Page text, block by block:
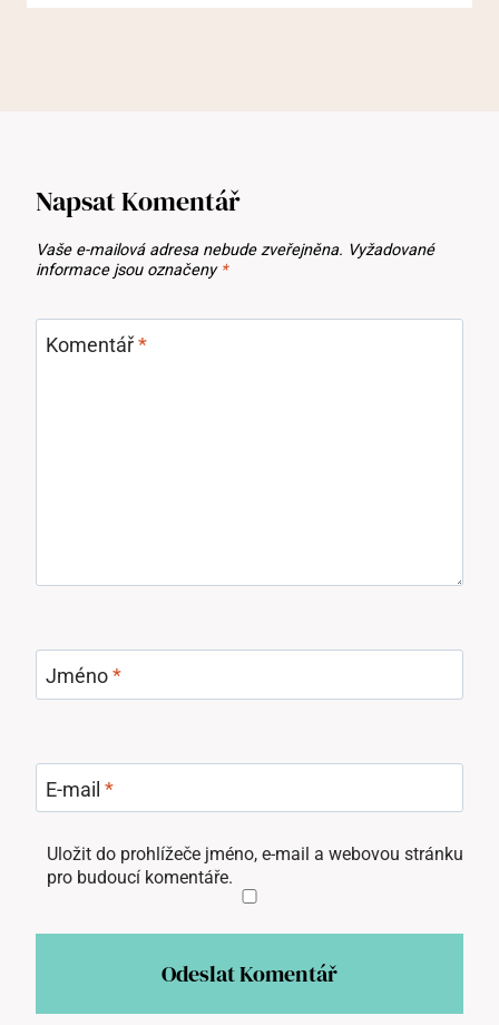
Napsat Komentář
Vaše e-mailová adresa nebude zveřejněna. Vyžadované
informace jsou označeny *
Komentář*
Jméno*
E-mail *
Uložit do prohlížeče jméno, e-mail a webovou stránku
pro budoucí komentáře.